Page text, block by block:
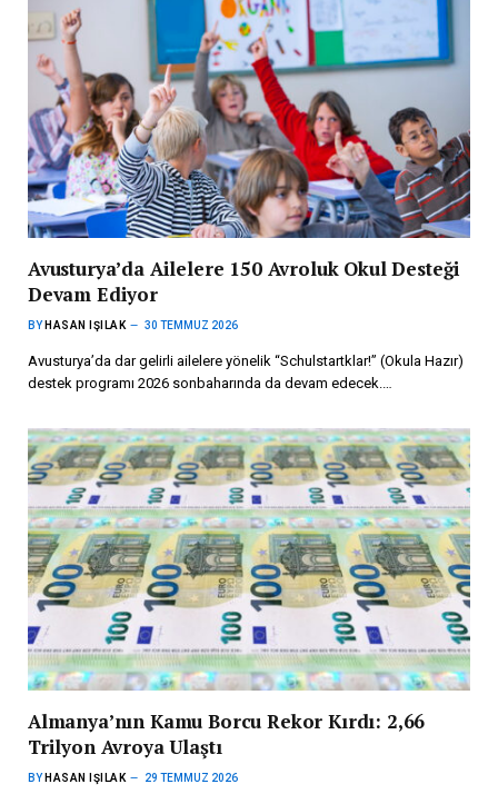
Avusturya’da Ailelere 150 Avroluk Okul Desteği
Devam Ediyor
BY HASAN IŞILAK 30 TEMMUZ 2026
Avusturya’da dar gelirli ailelere yönelik “Schulstartklar!” (Okula Hazır)
destek programı 2026 sonbaharında da devam edecek.…
Almanya’nın Kamu Borcu Rekor Kırdı: 2,66
Trilyon Avroya Ulaştı
BY HASAN IŞILAK 29 TEMMUZ 2026